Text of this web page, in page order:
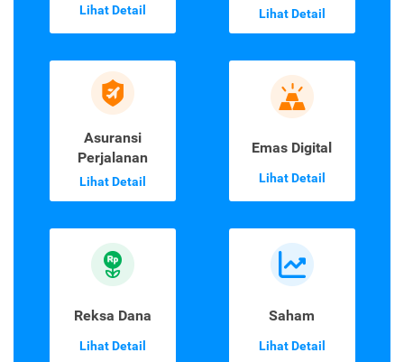
Lihat Detail Lihat Detail
Asuransi
Perjalanan
Lihat Detail
Emas Digital
Lihat Detail
Reksa Dana
Lihat Detail
Saham
Lihat Detail